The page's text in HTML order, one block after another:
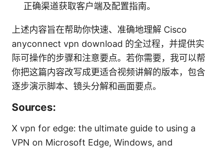
正确渠道获取客户端及配置指南。
上述内容旨在帮助你快速、准确地理解 Cisco
anyconnect vpn download 的全过程，并提供实
际可操作的步骤和注意要点。若你需要，我可以帮
你把这篇内容改写成更适合视频讲解的版本，包含
逐步演示脚本、镜头分解和画面要点。
Sources:
X vpn for edge: the ultimate guide to using a
VPN on Microsoft Edge, Windows, and